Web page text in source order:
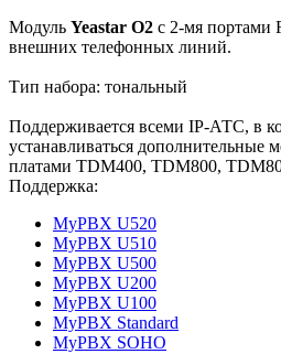
Модуль Yeastar O2 с 2-мя портами
внешних телефонных линий.
Тип набора: тональный
Поддерживается всеми IP-АТС, в
устанавливаться дополнительные
платами TDM400, TDM800,
Поддержка:
MyPBX U520
MyPBX U510
MyPBX U500
MyPBX U200
MyPBX U100
MyPBX Standard
MyPBX SOHO